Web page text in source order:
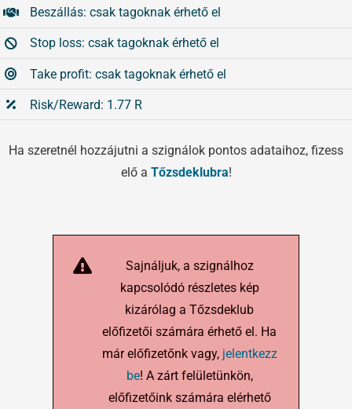
Beszállás: csak tagoknak érhető el
Stop loss: csak tagoknak érhető el
Take profit: csak tagoknak érhető el
Risk/Reward: 1.77 R
Ha szeretnél hozzájutni a szignálok pontos adataihoz, fizess
elő a Tőzsdeklubra!
Sajnáljuk, a szignálhoz
kapcsolódó részletes kép
kizárólag a Tőzsdeklub
előfizetői számára érhető el. Ha
már előfizetőnk vagy, jelentkezz
be! A zárt felületünkön,
előfizetőink számára elérhető